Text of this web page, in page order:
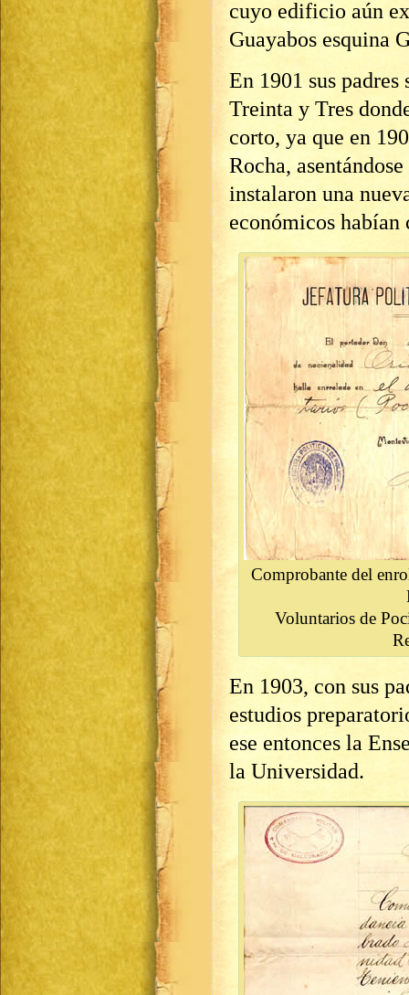
cuyo edificio aún
Guayabos esquina
En 1901 sus
Treinta y Tres
corto, ya que en
Rocha,
instalaron una
económicos habían
Comprobante del
Voluntarios de
En 1903, con sus
estudios
ese entonces la
la Universidad.